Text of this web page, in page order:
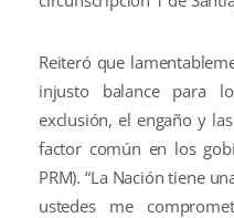
Reiteró que
injusto balance para
exclusión, el engaño y
factor común en los
PRM). “La Nación tiene
ustedes me